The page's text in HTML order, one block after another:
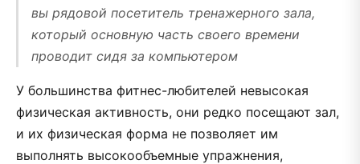
вы рядовой посетитель тренажерного зала,
который основную часть своего времени
проводит сидя за компьютером
У большинства фитнес-любителей невысокая
физическая активность, они редко посещают зал,
и их физическая форма не позволяет им
выполнять высокообъемные упражнения,